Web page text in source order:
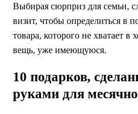
Выбирая сюрприз для семьи,
визит, чтобы определиться в
товара, которого не хватает в
вещь, уже имеющуюся.
10 подарков,
руками для